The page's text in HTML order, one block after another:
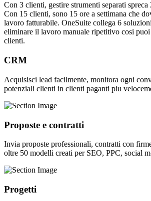
Con 3 clienti, gestire strumenti separati spreca
Con 15 clienti, sono 15 ore a settimana che
lavoro fatturabile. OneSuite collega 6
eliminare il lavoro manuale ripetitivo cosi
clienti.
CRM
Acquisisci lead facilmente, monitora ogni
potenziali clienti in clienti paganti piu
Proposte e contratti
Invia proposte professionali, contratti con
oltre 50 modelli creati per SEO, PPC, social
Progetti